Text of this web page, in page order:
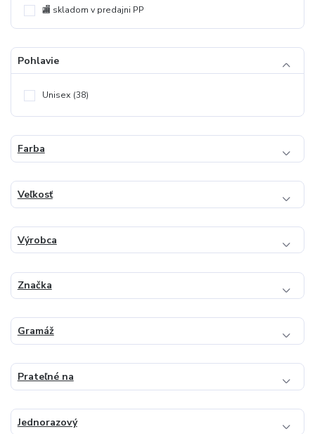
🏬 skladom v predajni PP
Pohlavie
Unisex (38)
Farba
Veľkosť
Výrobca
Značka
Gramáž
Prateľné na
Jednorazový